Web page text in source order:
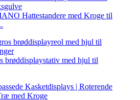
Hattestandere med Kroge til
brøddisplaystativ med hjul til